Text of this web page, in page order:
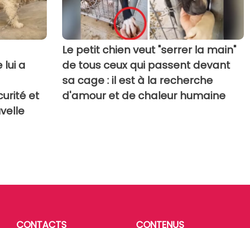
lui a
et
Le petit chien veut "serrer la main"
de tous ceux qui passent devant
sa cage : il est à la recherche
d'amour et de chaleur humaine
CONTACTS CONTENUS